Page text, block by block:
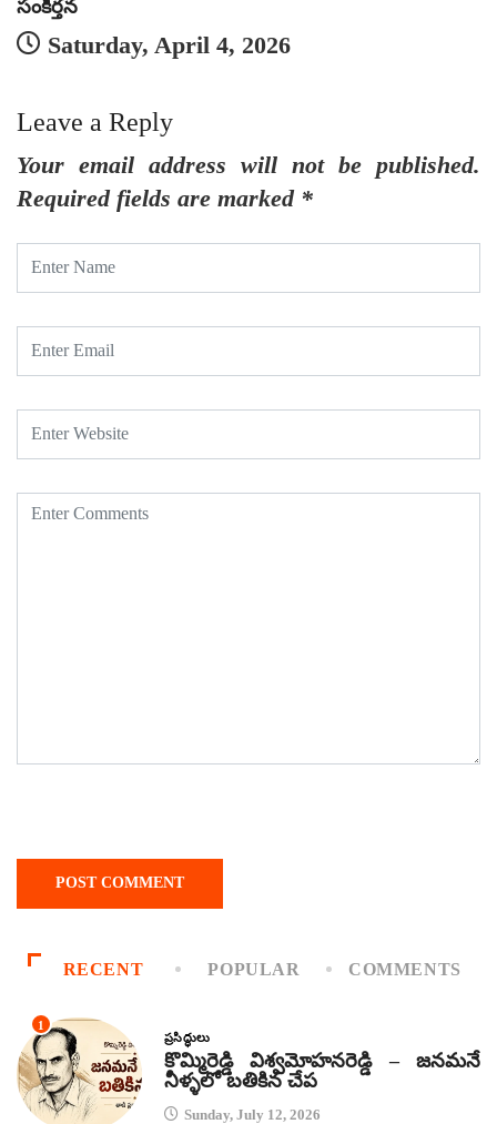
సంకీర్తన
Saturday, April 4, 2026
Leave a Reply
Your email address will not be published.
Required fields are marked *
RECENT POPULAR COMMENTS
1
ప్రసిద్ధులు
కొమ్మిరెడ్డి విశ్వమోహనరెడ్డి – జనమనే
నీళ్ళలో బతికిన చేప
Sunday, July 12, 2026